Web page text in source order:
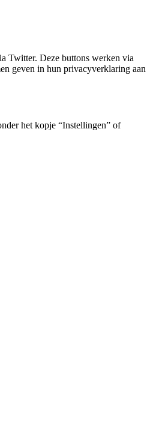
Twitter. Deze buttons werken via
geven in hun privacyverklaring aan
het kopje “Instellingen” of